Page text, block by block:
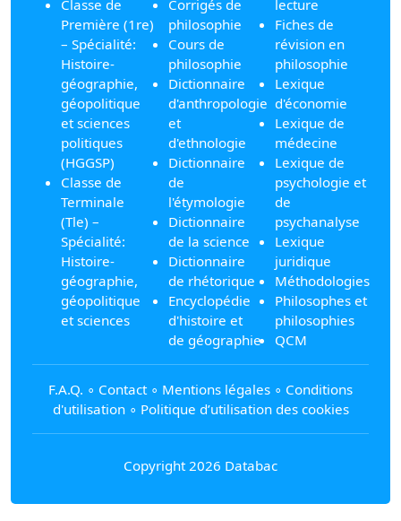
Classe de
Première (1re)
– Spécialité:
Histoire-
géographie,
géopolitique
et sciences
politiques
(HGGSP)
Classe de
Terminale
(Tle) –
Spécialité:
Histoire-
géographie,
géopolitique
et sciences
Corrigés de
philosophie
Cours de
philosophie
Dictionnaire
d'anthropologie
et
d'ethnologie
Dictionnaire
de
l'étymologie
Dictionnaire
de la science
Dictionnaire
de rhétorique
Encyclopédie
d'histoire et
de géographie
lecture
Fiches de
révision en
philosophie
Lexique
d'économie
Lexique de
médecine
Lexique de
psychologie et
de
psychanalyse
Lexique
juridique
Méthodologies
Philosophes et
philosophies
QCM
F.A.Q. ∘ Contact∘ Mentions légales ∘ Conditions
d'utilisation∘ Politique d’utilisation des cookies
Copyright 2026 Databac